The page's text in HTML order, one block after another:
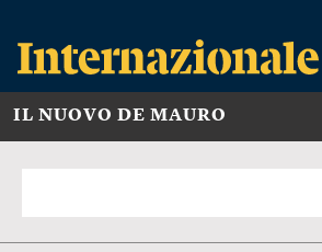
IL NUOVO DE MAURO